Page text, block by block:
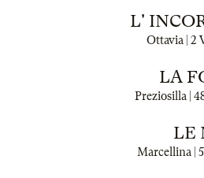
L'
Ottavia | 2
LA
Preziosilla |
LE
Marcellina |